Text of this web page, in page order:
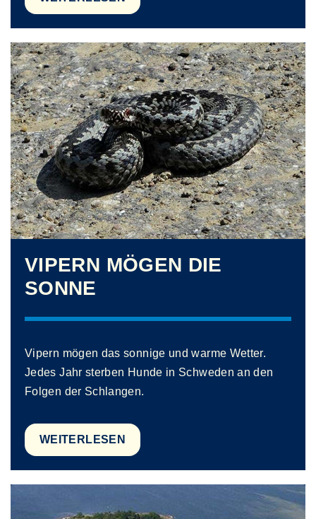
VIPERN MÖGEN DIE
SONNE
Vipern mögen das sonnige und warme Wetter.
Jedes Jahr sterben Hunde in Schweden an den
Folgen der Schlangen.
WEITERLESEN